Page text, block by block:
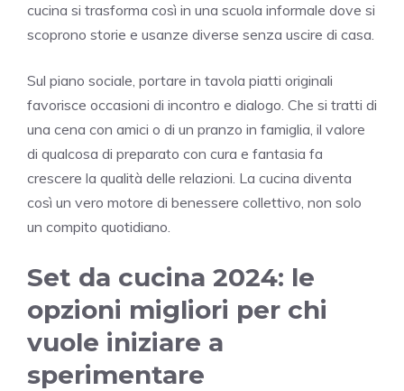
cucina si trasforma così in una scuola informale dove si
scoprono storie e usanze diverse senza uscire di casa.
Sul piano sociale, portare in tavola piatti originali
favorisce occasioni di incontro e dialogo. Che si tratti di
una cena con amici o di un pranzo in famiglia, il valore
di qualcosa di preparato con cura e fantasia fa
crescere la qualità delle relazioni. La cucina diventa
così un vero motore di benessere collettivo, non solo
un compito quotidiano.
Set da cucina 2024: le
opzioni migliori per chi
vuole iniziare a
sperimentare